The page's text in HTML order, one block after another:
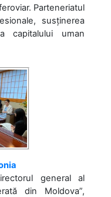
Parteneriatul
susținerea
capitalului uman
general al
din Moldova”,